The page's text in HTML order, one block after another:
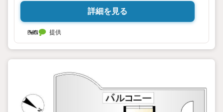
詳細を見る
提供